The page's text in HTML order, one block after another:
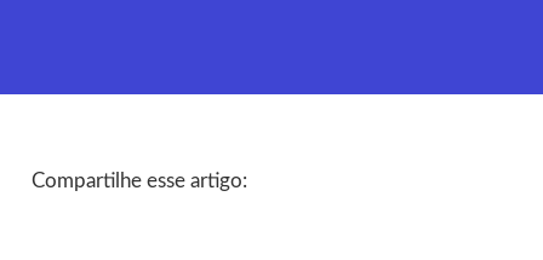
Compartilhe esse artigo: